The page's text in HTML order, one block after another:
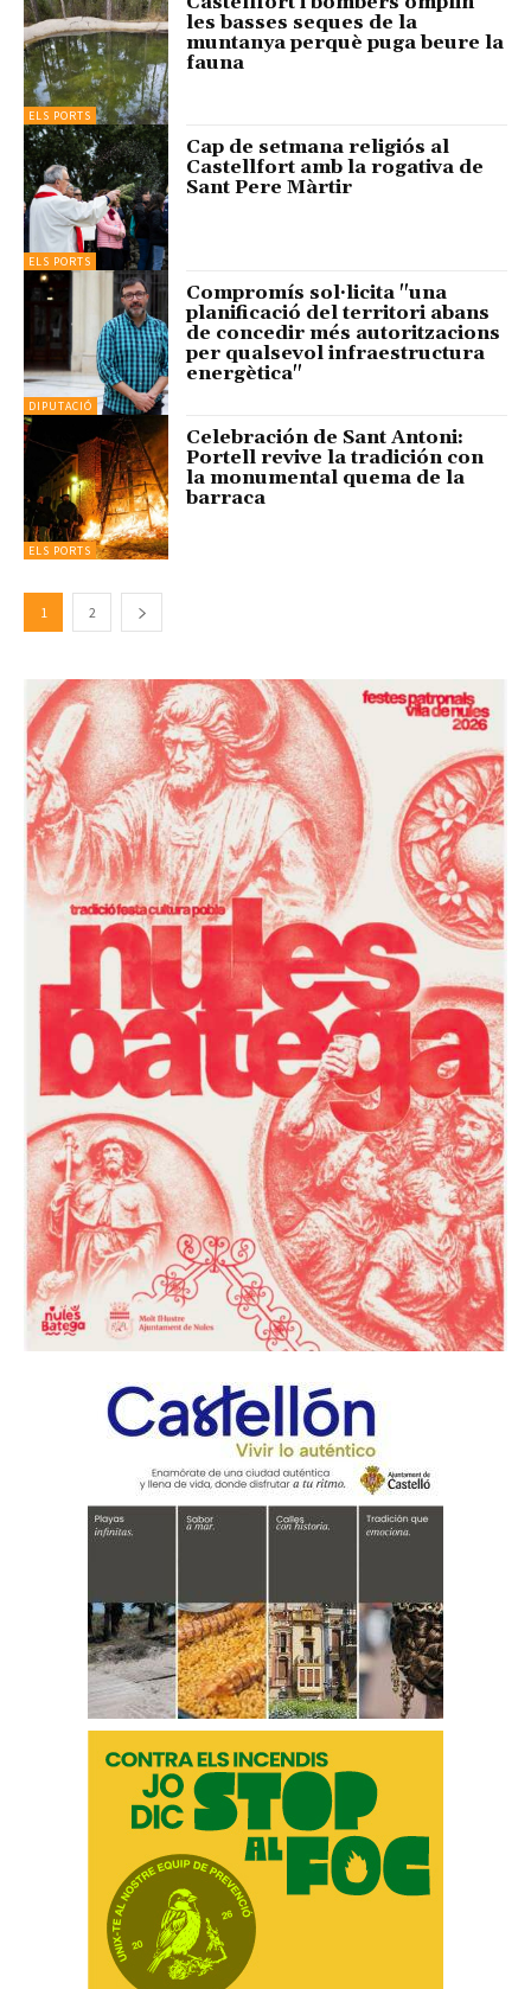
ELS PORTS
les basses seques de la
muntanya perquè puga beure la
fauna
ELS PORTS
Cap de setmana religiós al
Castellfort amb la rogativa de
Sant Pere Màrtir
DIPUTACIÓ
Compromís sol·licita "una
planificació del territori abans
de concedir més autoritzacions
per qualsevol infraestructura
energètica"
ELS PORTS
Celebración de Sant Antoni:
Portell revive la tradición con
la monumental quema de la
barraca
1 2